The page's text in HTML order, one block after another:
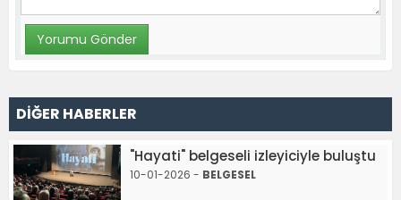
DİĞER HABERLER
"Hayati" belgeseli izleyiciyle buluştu
10-01-2026 - BELGESEL